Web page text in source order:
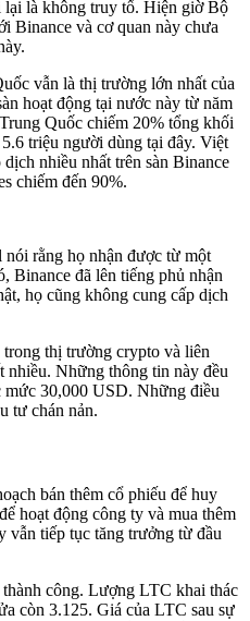
lại là không truy tố. Hiện giờ Bộ
Binance và cơ quan này chưa
vẫn là thị trường lớn nhất của
hoạt động tại nước này từ năm
Quốc chiếm 20% tổng khối
triệu người dùng tại đây. Việt
nhiều nhất trên sàn Binance
chiếm đến 90%.
rằng họ nhận được từ một
Binance đã lên tiếng phủ nhận
họ cũng không cung cấp dịch
thị trường crypto và liên
nhiều. Những thông tin này đều
30,000 USD. Những điều
tư chán nản.
bán thêm cổ phiếu để huy
hoạt động công ty và mua thêm
vẫn tiếp tục tăng trưởng từ đầu
công. Lượng LTC khai thác
còn 3.125. Giá của LTC sau sự